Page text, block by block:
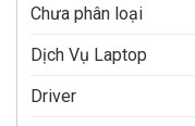
Chưa phân loại
Dịch Vụ Laptop
Driver